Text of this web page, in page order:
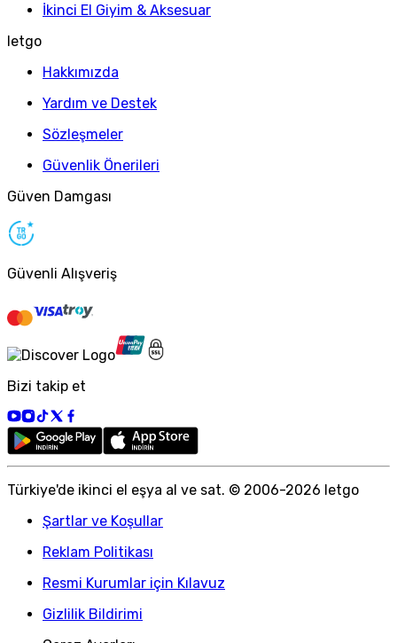
İkinci El Giyim & Aksesuar
letgo
Hakkımızda
Yardım ve Destek
Sözleşmeler
Güvenlik Önerileri
Güven Damgası
Güvenli Alışveriş
Bizi takip et
Türkiye'de ikinci el eşya al ve sat. © 2006-2026 letgo
Şartlar ve Koşullar
Reklam Politikası
Resmi Kurumlar için Kılavuz
Gizlilik Bildirimi